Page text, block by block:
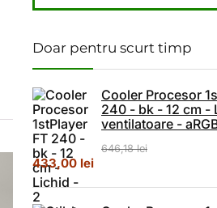
Doar pentru scurt timp
Cooler Procesor
240 - bk - 12 cm -
ventilatoare -
646,18lei
Prețul inițial a fost: 646,18 lei.
433,00 leiPrețul curent este: